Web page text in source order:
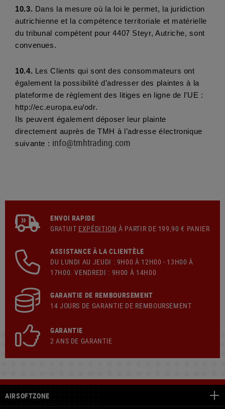
10.3. Dans la mesure où la loi le permet, la juridiction
autrichienne et la compétence territoriale et matérielle
du tribunal compétent pour 4407 Steyr, Autriche, sont
convenues.
10.4. Les Clients qui sont des consommateurs ont
également la possibilité d’adresser des plaintes à la
plateforme de règlement des litiges en ligne de l’UE :
http://ec.europa.eu/odr.
Ils peuvent également déposer leur plainte
directement auprès de TMH à l’adresse électronique
suivante : info@tmhtrading.com
ENVOI RAPIDE
GRATUIT EXPÉDITION À PARTIR DE 199,90 € PANIER
ASSISTANCE À LA CLIENTÈLE
DU LUNDI AU JEUDI : 9H00 À 12H00 - 13H00 À
17H00. VENDREDI : 9H00 À 14H00
GARANTIE DE REMBOURSEMENT
14 JOURS DE GARANTIE DE REMBOURSEMENT
GARANTIE
2 ANS DE GARANTIE
AIRSOFTZONE